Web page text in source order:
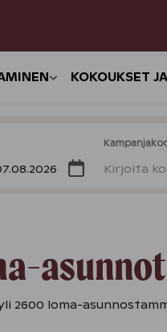
KOKOUKSET
Kirjoita
asunnot
loma-